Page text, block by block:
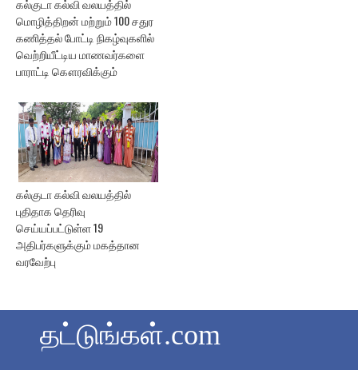
கல்குடா கல்வி வலயத்தில்
மொழித்திறன் மற்றும் 100 சதுர
கணித்தல் போட்டி நிகழ்வுகளில்
வெற்றியீட்டிய மாணவர்களை
பாராட்டி கௌரவிக்கும்
கல்குடா கல்வி வலயத்தில்
புதிதாக தெரிவு
செய்யப்பட்டுள்ள 19
அதிபர்களுக்கும் மகத்தான
வரவேற்பு
தட்டுங்கள்.com